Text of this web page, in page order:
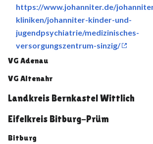
https://www.johanniter.de/
kliniken/johanniter-kinder-und-
jugendpsychiatrie/medizinisches-
versorgungszentrum-sinzig/
VG Adenau
VG Altenahr
Landkreis Bernkastel Wittlich
Eifelkreis Bitburg-Prüm
Bitburg